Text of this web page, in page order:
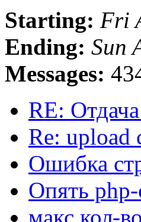
Starting: Fri
Ending: Sun
Messages:
RE:
Re: upload
Ошибка
Опять